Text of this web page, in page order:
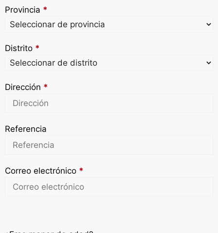
Provincia *
Distrito *
Dirección *
Referencia
Correo electrónico *